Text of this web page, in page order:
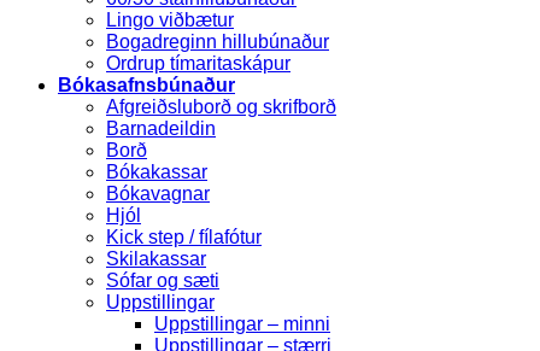
Lingo viðbætur
Bogadreginn hillubúnaður
Ordrup tímaritaskápur
Bókasafnsbúnaður
Afgreiðsluborð og skrifborð
Barnadeildin
Borð
Bókakassar
Bókavagnar
Hjól
Kick step / fílafótur
Skilakassar
Sófar og sæti
Uppstillingar
Uppstillingar – minni
Uppstillingar – stærri